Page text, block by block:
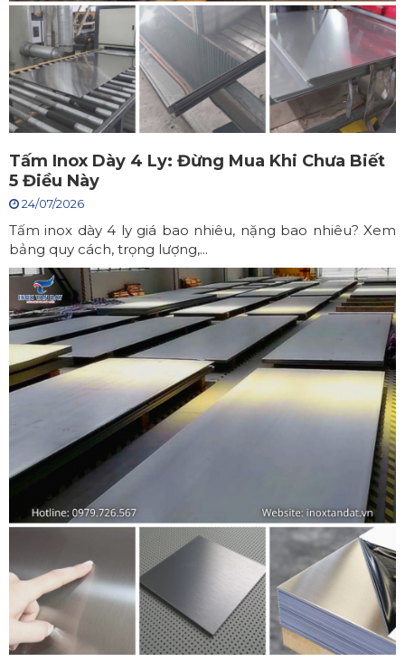
Tấm Inox Dày 4 Ly: Đừng Mua Khi Chưa Biết
5 Điều Này
24/07/2026
Tấm inox dày 4 ly giá bao nhiêu, nặng bao nhiêu? Xem
bảng quy cách, trọng lượng,...